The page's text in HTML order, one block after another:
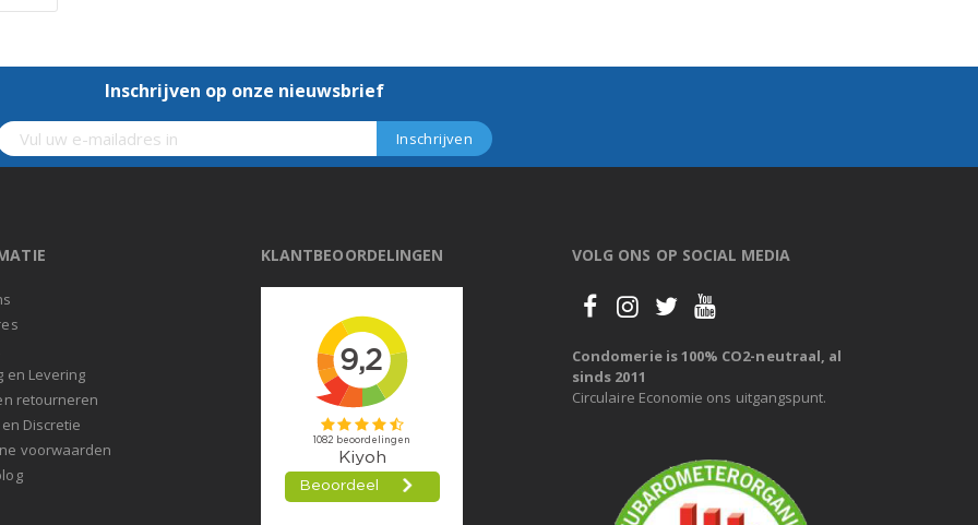
Inschrijven op onze nieuwsbrief
en Levering
retourneren
Discretie
voorwaarden
KLANTBEOORDELINGEN VOLG ONS OP SOCIAL MEDIA
Condomerie is 100% CO2-neutraal, al
sinds 2011
Circulaire Economie ons uitgangspunt.